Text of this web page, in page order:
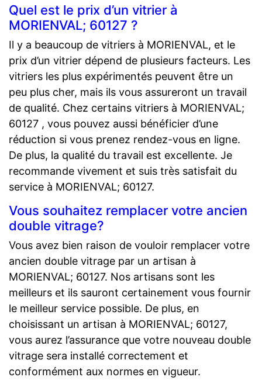
Quel est le prix d’un vitrier à
MORIENVAL; 60127 ?
Il y a beaucoup de vitriers à MORIENVAL, et le
prix d’un vitrier dépend de plusieurs facteurs. Les
vitriers les plus expérimentés peuvent être un
peu plus cher, mais ils vous assureront un travail
de qualité. Chez certains vitriers à MORIENVAL;
60127 , vous pouvez aussi bénéficier d’une
réduction si vous prenez rendez-vous en ligne.
De plus, la qualité du travail est excellente. Je
recommande vivement et suis très satisfait du
service à MORIENVAL; 60127.
Vous souhaitez remplacer votre ancien
double vitrage?
Vous avez bien raison de vouloir remplacer votre
ancien double vitrage par un artisan à
MORIENVAL; 60127. Nos artisans sont les
meilleurs et ils sauront certainement vous fournir
le meilleur service possible. De plus, en
choisissant un artisan à MORIENVAL; 60127,
vous aurez l’assurance que votre nouveau double
vitrage sera installé correctement et
conformément aux normes en vigueur.